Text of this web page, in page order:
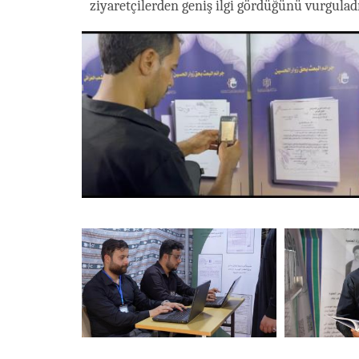
ziyaretçilerden geniş ilgi gördüğünü